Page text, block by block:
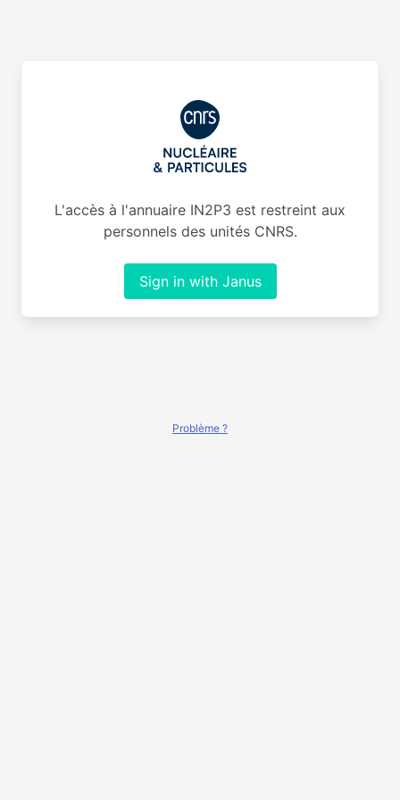
L'accès à l'annuaire IN2P3 est restreint aux
personnels des unités CNRS.
Sign in with Janus
Problème ?